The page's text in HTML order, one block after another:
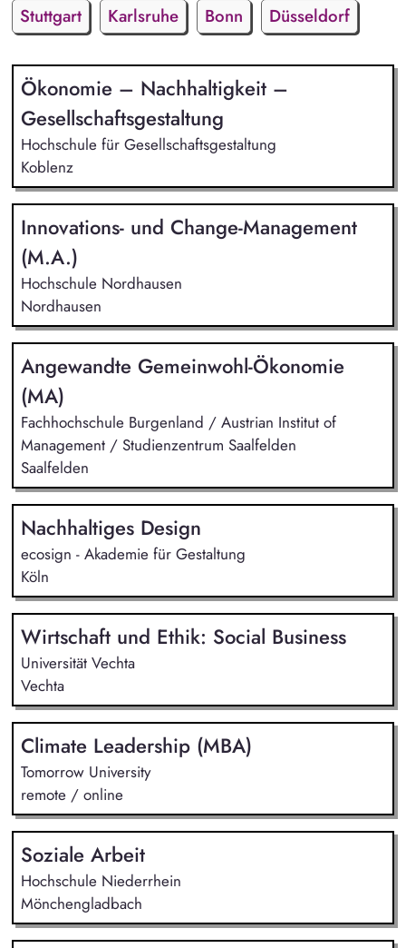
Ökonomie – Nachhaltigkeit –
Gesellschaftsgestaltung
Hochschule für Gesellschaftsgestaltung
Koblenz
Innovations- und Change-Management
(M.A.)
Hochschule Nordhausen
Nordhausen
Angewandte Gemeinwohl-Ökonomie
(MA)
Fachhochschule Burgenland / Austrian Institut of
Management / Studienzentrum Saalfelden
Saalfelden
Nachhaltiges Design
ecosign - Akademie für Gestaltung
Köln
Wirtschaft und Ethik: Social Business
Universität Vechta
Vechta
Climate Leadership (MBA)
Tomorrow University
remote / online
Soziale Arbeit
Hochschule Niederrhein
Mönchengladbach
Stuttgart
Karlsruhe Bonn Düsseldorf